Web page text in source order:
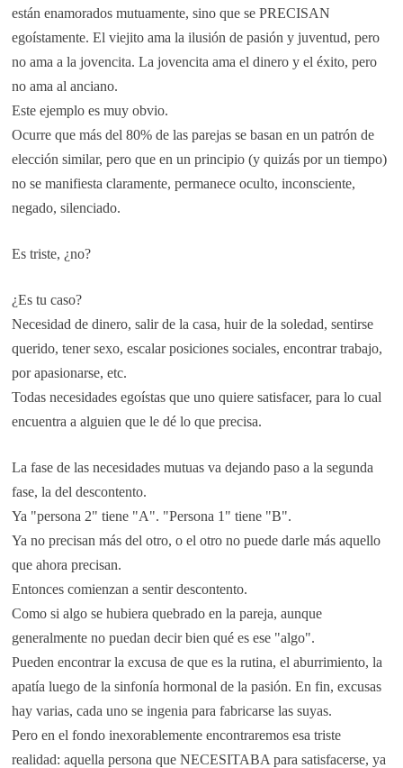
están enamorados mutuamente, sino que se PRECISAN
egoístamente. El viejito ama la ilusión de pasión y juventud, pero
no ama a la jovencita. La jovencita ama el dinero y el éxito, pero
no ama al anciano.
Este ejemplo es muy obvio.
Ocurre que más del 80% de las parejas se basan en un patrón de
elección similar, pero que en un principio (y quizás por un tiempo)
no se manifiesta claramente, permanece oculto, inconsciente,
negado, silenciado.
Es triste, ¿no?
¿Es tu caso?
Necesidad de dinero, salir de la casa, huir de la soledad, sentirse
querido, tener sexo, escalar posiciones sociales, encontrar trabajo,
por apasionarse, etc.
Todas necesidades egoístas que uno quiere satisfacer, para lo cual
encuentra a alguien que le dé lo que precisa.
La fase de las necesidades mutuas va dejando paso a la segunda
fase, la del descontento.
Ya "persona 2" tiene "A". "Persona 1" tiene "B".
Ya no precisan más del otro, o el otro no puede darle más aquello
que ahora precisan.
Entonces comienzan a sentir descontento.
Como si algo se hubiera quebrado en la pareja, aunque
generalmente no puedan decir bien qué es ese "algo".
Pueden encontrar la excusa de que es la rutina, el aburrimiento, la
apatía luego de la sinfonía hormonal de la pasión. En fin, excusas
hay varias, cada uno se ingenia para fabricarse las suyas.
Pero en el fondo inexorablemente encontraremos esa triste
realidad: aquella persona que NECESITABA para satisfacerse, ya